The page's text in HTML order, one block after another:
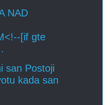
NAD
[if gte
san Postoji
kada san